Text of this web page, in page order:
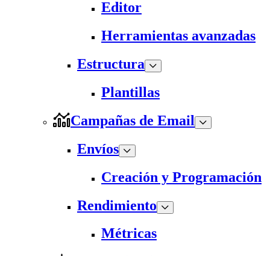
Editor
Herramientas avanzadas
Estructura
Plantillas
Campañas de Email
Envíos
Creación y Programación
Rendimiento
Métricas